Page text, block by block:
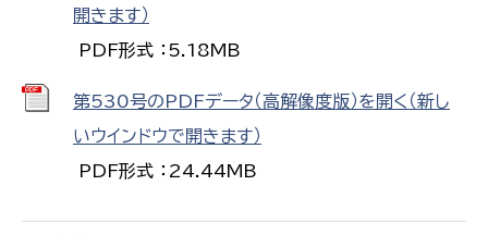
開きます）
PDF形式 ：5.18MB
第530号のPDFデータ（高解像度版）を開く（新し
いウインドウで開きます）
PDF形式 ：24.44MB